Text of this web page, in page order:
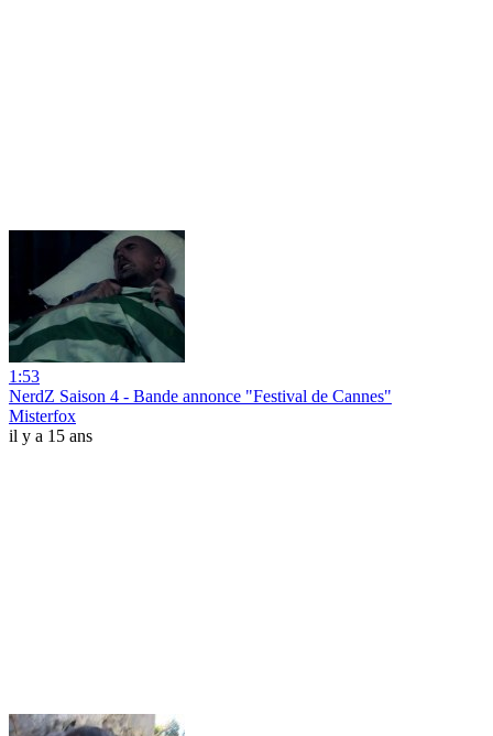
1:53
NerdZ Saison 4 - Bande annonce "Festival de Cannes"
Misterfox
il y a 15 ans